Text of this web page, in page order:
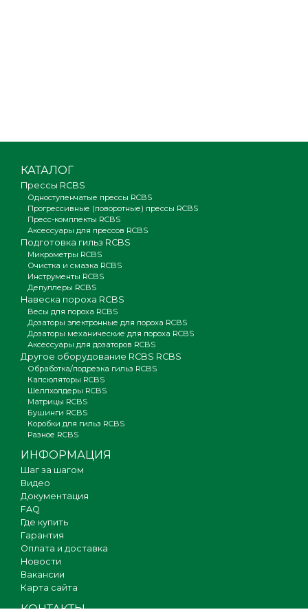
КАТАЛОГ
Прессы RCBS
Одноступенчатые прессы RCBS
Прогрессивные (поворотные) прессы RCBS
Пресс-комплекты RCBS
Аксессуары для прессов RCBS
Подготовка гильз RCBS
Микрометры RCBS
Очистка и смазка RCBS
Инструменты RCBS
Депуллеры RCBS
Навеска пороха RCBS
Весы для пороха RCBS
Дозаторы электронные для пороха RCBS
Дозаторы механические для пороха RCBS
Аксессуары для дозаторов RCBS
Другое оборудование RCBS RCBS
Обработка/подрезка гильз RCBS
Капсюляторы RCBS
Шеллхолдеры RCBS
Матрицы RCBS
Бушинги RCBS
Коробки для гильз RCBS
Разное RCBS
ИНФОРМАЦИЯ
Шаг за шагом
Видео
Документация
FAQ
Где купить
Гарантия
Оплата и доставка
Новости
Вакансии
Карта сайта
КОНТАКТЫ